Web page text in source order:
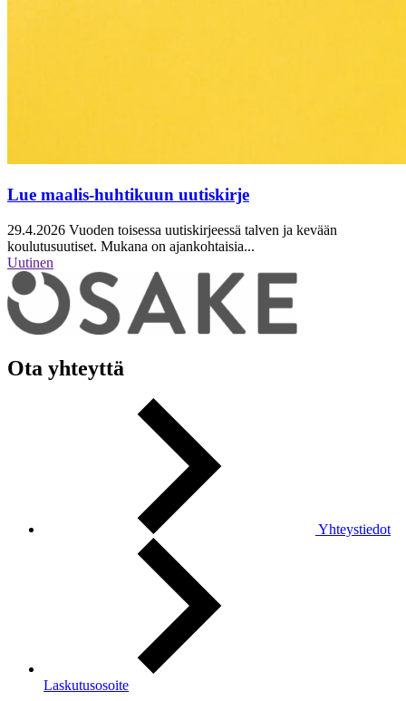
Lue maalis-huhtikuun uutiskirje
29.4.2026 Vuoden toisessa uutiskirjeessä talven ja kevään
koulutusuutiset. Mukana on ajankohtaisia...
Uutinen
Ota yhteyttä
Yhteystiedot
Laskutusosoite